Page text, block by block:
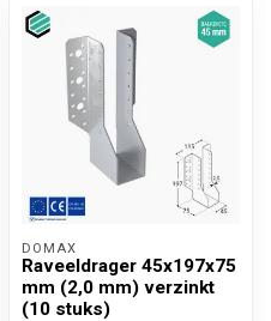
DOMAX
Raveeldrager 45x197x75
mm (2,0 mm) verzinkt
(10 stuks)